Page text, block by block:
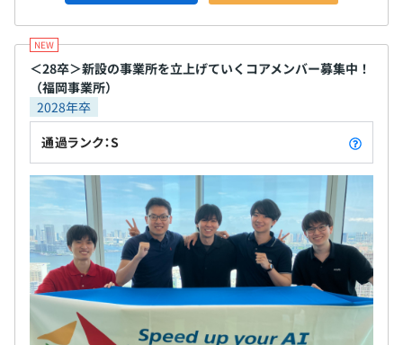
＜28卒＞新設の事業所を立上げていくコアメンバー募集中！
（福岡事業所）
2028年卒
通過ランク：S